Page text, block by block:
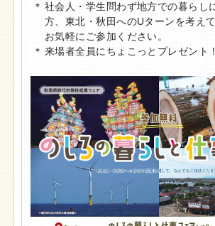
社会人・学生問わず地方での暮らし
方、東北・秋田へのUターンを考え
お気軽にご参加ください。
来場者全員にちょこっとプレゼント！